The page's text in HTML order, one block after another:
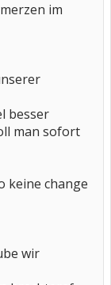
im
besser
man sofort
keine change
wir